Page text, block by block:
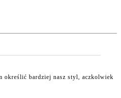
określić bardziej nasz styl, aczkolwiek